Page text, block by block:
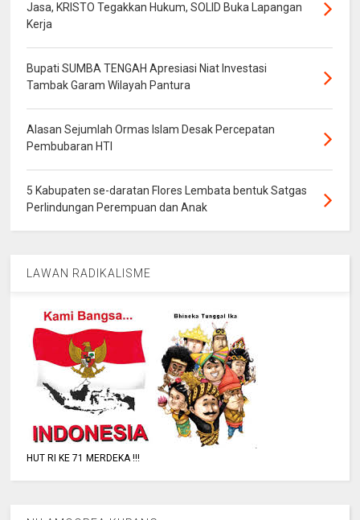
Jasa, KRISTO Tegakkan Hukum, SOLID Buka Lapangan
Kerja
Bupati SUMBA TENGAH Apresiasi Niat Investasi
Tambak Garam Wilayah Pantura
Alasan Sejumlah Ormas Islam Desak Percepatan
Pembubaran HTI
5 Kabupaten se-daratan Flores Lembata bentuk Satgas
Perlindungan Perempuan dan Anak
LAWAN RADIKALISME
HUT RI KE 71 MERDEKA !!!